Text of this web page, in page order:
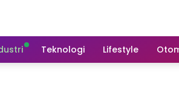
Teknologi Lifestyle